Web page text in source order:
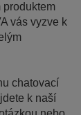
produktem
vás vyzve k
chatovací
k naší